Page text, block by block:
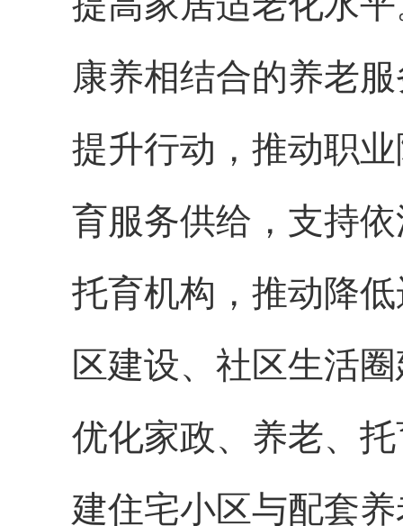
康养相结合的养老
提升行动，推动职
育服务供给，支持
托育机构，推动降
区建设、社区生活
优化家政、养老、
建住宅小区与配套